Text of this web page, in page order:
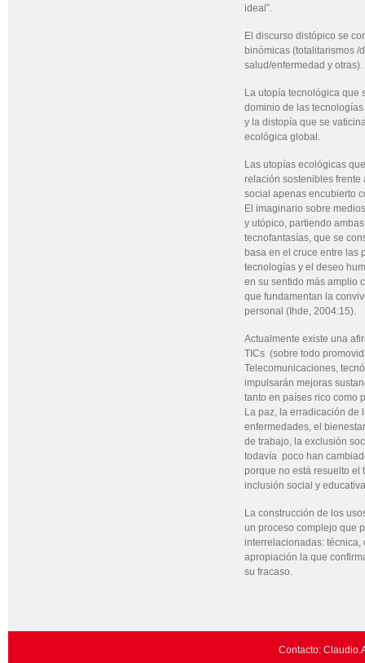
ideal”.
El discurso distópico se
binómicas (totalitarismos
salud/enfermedad y otras).
La utopía tecnológica que
dominio de las
y la distopía que se
ecológica global.
Las utopías ecológicas
relación sostenibles frente
social apenas encubierto
El imaginario sobre
y utópico, partiendo
tecnofantasías, que se
basa en el cruce entre las
tecnologías y el deseo
en su sentido más amplio
que fundamentan la
personal (Ihde, 2004:15).
Actualmente existe una
TICs (sobre todo
Telecomunicaciones,
impulsarán mejoras
tanto en países rico como
La paz, la erradicación
enfermedades, el
de trabajo, la exclusión
todavía poco han
porque no está resuelto el
inclusión social y
La construcción de los
un proceso complejo que
interrelacionadas:
apropiación la que
su fracaso.
Contacto: